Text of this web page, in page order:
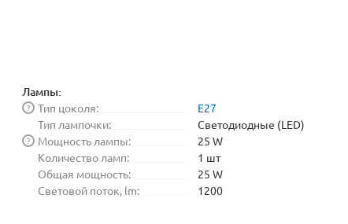
Лампы:
Тип цоколя:
?
E27
Тип лампочки:
Светодиодные (LED)
Мощность лампы:
?
25 W
Количество ламп:
1 шт
Общая мощность:
25 W
Световой поток, lm:
1200